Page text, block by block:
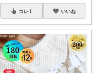
コレ いいね